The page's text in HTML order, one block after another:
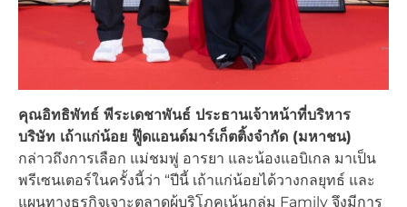
คุณอิทธิพัทธ์ พีระเดชาพันธ์ ประธานเจ้าหน้าที่บริหาร
บริษัท เถ้าแก่น้อย ฟู๊ดแอนด์มาร์เก็ตติ้งจำกัด (มหาชน)
กล่าวถึงการเลือก แม่ชมพู่ อารยา และน้องแอบิเกล มาเป็น
พรีเซนเตอร์ในครั้งนี้ว่า “ปีนี้ เถ้าแก่น้อยได้วางกลยุทธ์ และ
แผนทางธุรกิจเจาะตลาดผู้บริโภคเน้นกลุ่ม Family จึงมีการ